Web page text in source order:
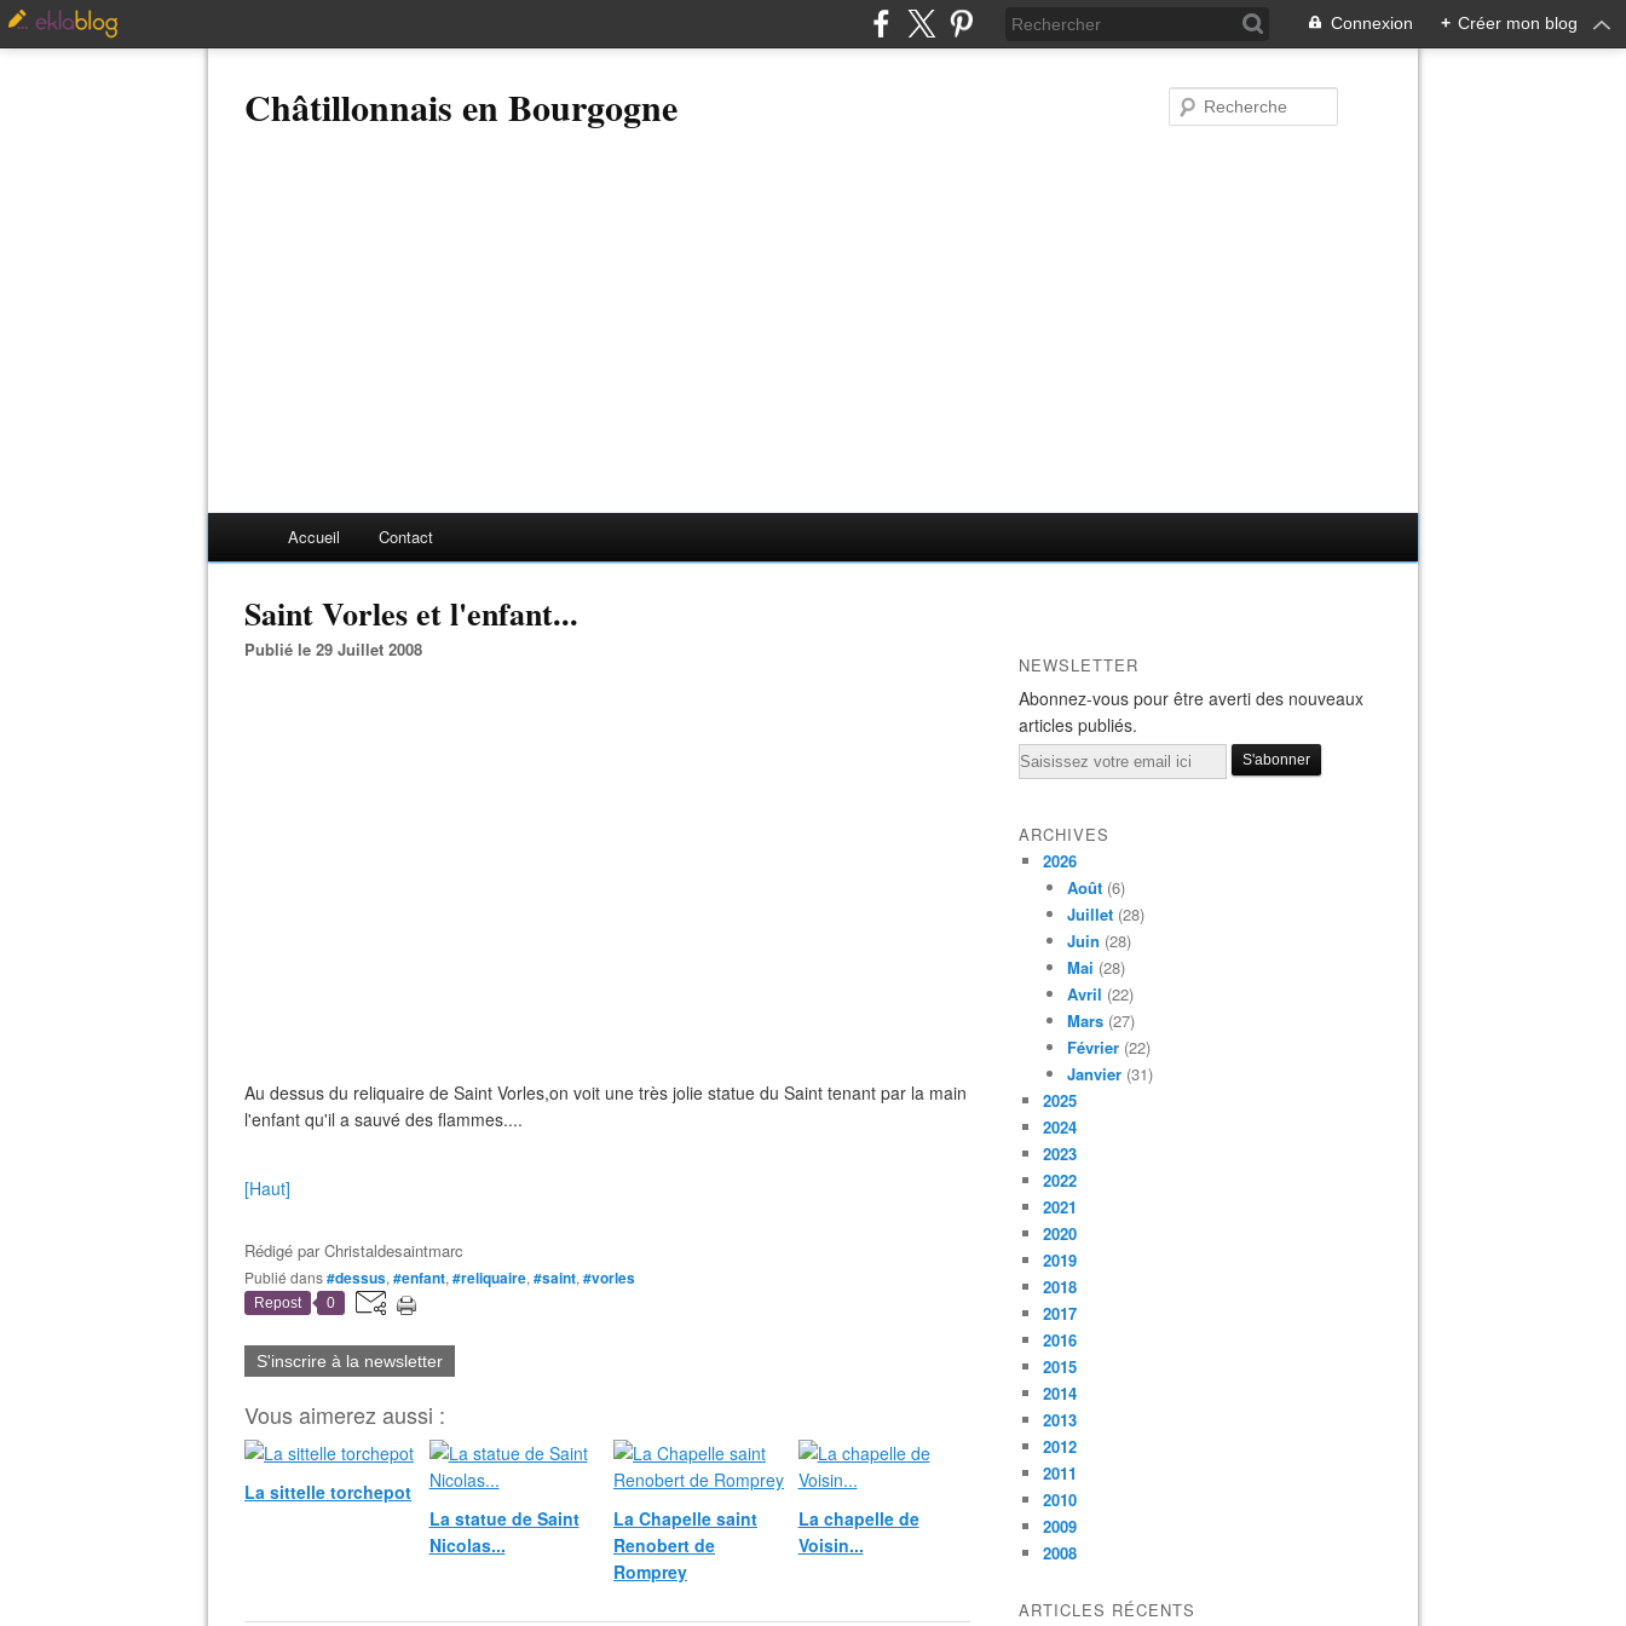
Connexion + Créer mon blog
Châtillonnais en Bourgogne
Accueil Contact
Saint Vorles et l'enfant...
Publié le 29 Juillet 2008
Au dessus du reliquaire de Saint Vorles,on voit une très jolie statue du Saint tenant par la main
l'enfant qu'il a sauvé des flammes....
[Haut]
Rédigé parChristaldesaintmarc
Publié dans#dessus, #enfant, #reliquaire, #saint, #vorles
Repost 0
S'inscrire à la newsletter
Vous aimerez aussi :
La sittelle torchepot
La statue de Saint
Nicolas...
La Chapelle saint
Renobert de
Romprey
La chapelle de
Voisin...
NEWSLETTER
Abonnez-vous pour être averti des nouveaux
articles publiés.
Email
ARCHIVES
2026
Août (6)
Juillet (28)
Juin (28)
Mai (28)
Avril (22)
Mars (27)
Février (22)
Janvier (31)
2025
2024
2023
2022
2021
2020
2019
2018
2017
2016
2015
2014
2013
2012
2011
2010
2009
2008
ARTICLES RÉCENTS